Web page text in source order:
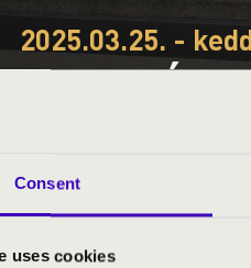
Consent
uses cookies
2025.03.25. -
Siklós
Baranya vármegye